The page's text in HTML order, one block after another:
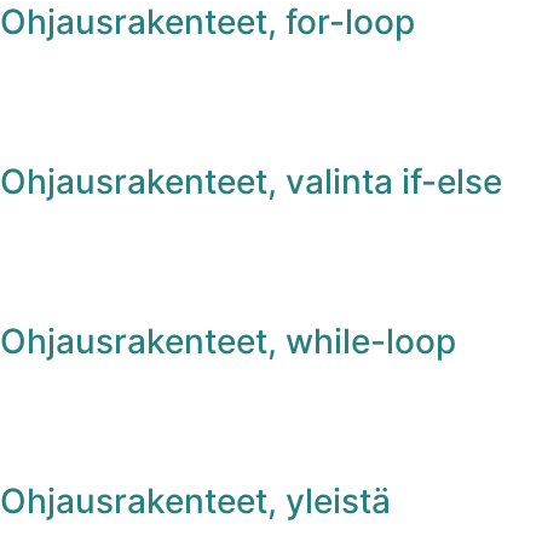
Ohjausrakenteet, for-loop
Ohjausrakenteet, valinta if-else
Ohjausrakenteet, while-loop
Ohjausrakenteet, yleistä